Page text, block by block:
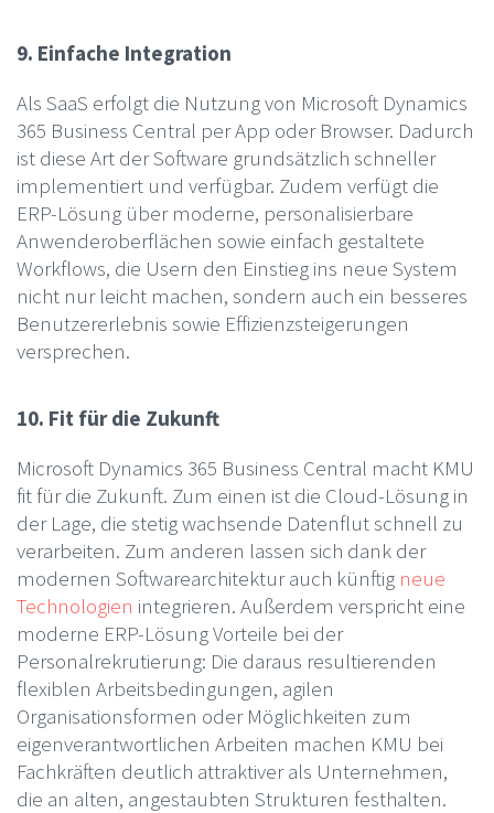
9. Einfache Integration
Als SaaS erfolgt die Nutzung von Microsoft Dynamics
365 Business Central per App oder Browser. Dadurch
ist diese Art der Software grundsätzlich schneller
implementiert und verfügbar. Zudem verfügt die
ERP-Lösung über moderne, personalisierbare
Anwenderoberflächen sowie einfach gestaltete
Workflows, die Usern den Einstieg ins neue System
nicht nur leicht machen, sondern auch ein besseres
Benutzererlebnis sowie Effizienzsteigerungen
versprechen.
10. Fit für die Zukunft
Microsoft Dynamics 365 Business Central macht KMU
fit für die Zukunft. Zum einen ist die Cloud-Lösung in
der Lage, die stetig wachsende Datenflut schnell zu
verarbeiten. Zum anderen lassen sich dank der
modernen Softwarearchitektur auch künftig neue
Technologien integrieren. Außerdem verspricht eine
moderne ERP-Lösung Vorteile bei der
Personalrekrutierung: Die daraus resultierenden
flexiblen Arbeitsbedingungen, agilen
Organisationsformen oder Möglichkeiten zum
eigenverantwortlichen Arbeiten machen KMU bei
Fachkräften deutlich attraktiver als Unternehmen,
die an alten, angestaubten Strukturen festhalten.